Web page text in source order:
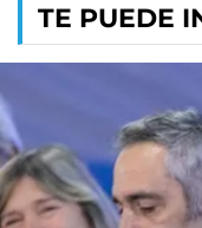
TE PUEDE